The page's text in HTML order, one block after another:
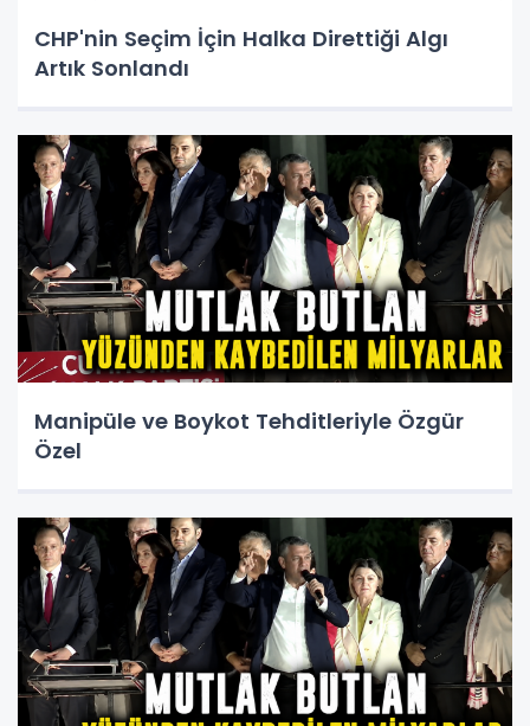
CHP'nin Seçim İçin Halka Direttiği Algı
Artık Sonlandı
Manipüle ve Boykot Tehditleriyle Özgür
Özel